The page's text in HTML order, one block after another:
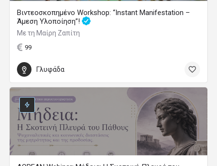
Βιντεοσκοπημένο Workshop: “Instant Manifestation –
Άμεση Υλοποίηση”!
Με τη Μαίρη Ζαπίτη
99
Γλυφάδα